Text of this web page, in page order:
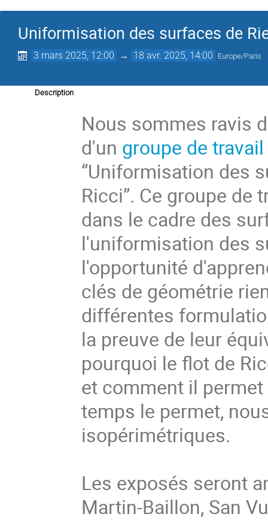
Uniformisation des surfaces de
3 mars 2025, 12:00 → 18 avr. 2025, 14:00 Europe/Paris
Description
Nous sommes ravis
d'un groupe de travail
“Uniformisation des
Ricci”. Ce groupe de
dans le cadre des
l'uniformisation des
l'opportunité
clés de géométrie
différentes
la preuve de leur
pourquoi le flot de
et comment il
temps le permet,
isopérimétriques.
Les exposés seront
Martin-Baillon, San